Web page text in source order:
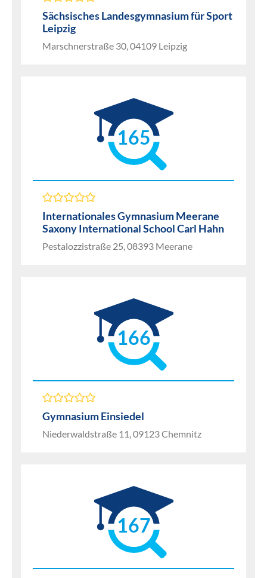
Sächsisches Landesgymnasium für Sport
Leipzig
Marschnerstraße 30, 04109 Leipzig
165
Internationales Gymnasium Meerane
Saxony International School Carl Hahn
Pestalozzistraße 25, 08393 Meerane
166
Gymnasium Einsiedel
Niederwaldstraße 11, 09123 Chemnitz
167